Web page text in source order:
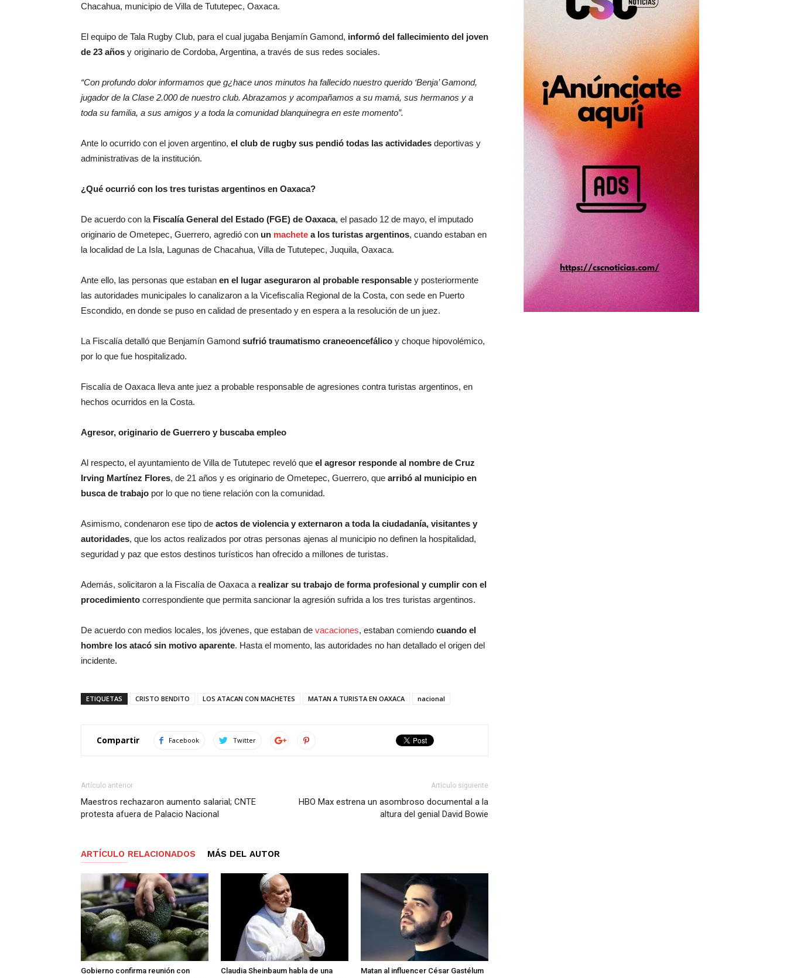
Chacahua, municipio de Villa de Tututepec, Oaxaca.
El equipo de Tala Rugby Club, para el cual jugaba Benjamín Gamond, informó del fallecimiento del joven
de 23 años y originario de Cordoba, Argentina, a través de sus redes sociales.
“Con profundo dolor informamos que g¿hace unos minutos ha fallecido nuestro querido ‘Benja’ Gamond,
jugador de la Clase 2.000 de nuestro club. Abrazamos y acompañamos a su mamá, sus hermanos y a
toda su familia, a sus amigos y a toda la comunidad blanquinegra en este momento”.
Ante lo ocurrido con el joven argentino, el club de rugby sus pendió todas las actividades deportivas y
administrativas de la institución.
¿Qué ocurrió con los tres turistas argentinos en Oaxaca?
De acuerdo con la Fiscalía General del Estado (FGE) de Oaxaca, el pasado 12 de mayo, el imputado
originario de Ometepec, Guerrero, agredió con un machete a los turistas argentinos, cuando estaban en
la localidad de La Isla, Lagunas de Chacahua, Villa de Tututepec, Juquila, Oaxaca.
Ante ello, las personas que estaban en el lugar aseguraron al probable responsable y posteriormente
las autoridades municipales lo canalizaron a la Vicefiscalía Regional de la Costa, con sede en Puerto
Escondido, en donde se puso en calidad de presentado y en espera a la resolución de un juez.
La Fiscalía detalló que Benjamín Gamond sufrió traumatismo craneoencefálico y choque hipovolémico,
por lo que fue hospitalizado.
Fiscalía de Oaxaca lleva ante juez a probable responsable de agresiones contra turistas argentinos, en
hechos ocurridos en la Costa.
Agresor, originario de Guerrero y buscaba empleo
Al respecto, el ayuntamiento de Villa de Tututepec reveló que el agresor responde al nombre de Cruz
Irving Martínez Flores, de 21 años y es originario de Ometepec, Guerrero, que arribó al municipio en
busca de trabajo por lo que no tiene relación con la comunidad.
Asimismo, condenaron ese tipo de actos de violencia y externaron a toda la ciudadanía, visitantes y
autoridades, que los actos realizados por otras personas ajenas al municipio no definen la hospitalidad,
seguridad y paz que estos destinos turísticos han ofrecido a millones de turistas.
Además, solicitaron a la Fiscalía de Oaxaca a realizar su trabajo de forma profesional y cumplir con el
procedimiento correspondiente que permita sancionar la agresión sufrida a los tres turistas argentinos.
De acuerdo con medios locales, los jóvenes, que estaban de vacaciones, estaban comiendo cuando el
hombre los atacó sin motivo aparente. Hasta el momento, las autoridades no han detallado el origen del
incidente.
ETIQUETAS CRISTO BENDITO LOS ATACAN CON MACHETES MATAN A TURISTA EN OAXACA nacional
Compartir Facebook Twitter
Artículo anterior
Maestros rechazaron aumento salarial; CNTE
protesta afuera de Palacio Nacional
Artículo siguiente
HBO Max estrena un asombroso documental a la
altura del genial David Bowie
ARTÍCULO RELACIONADOS MÁS DEL AUTOR
Gobierno confirma reunión con
Claudia Sheinbaum habla de una
Matan al influencer César Gastélum